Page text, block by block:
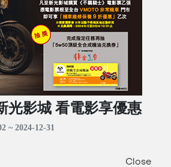
光影城 看電影享優惠
~ 2024-12-31
Close